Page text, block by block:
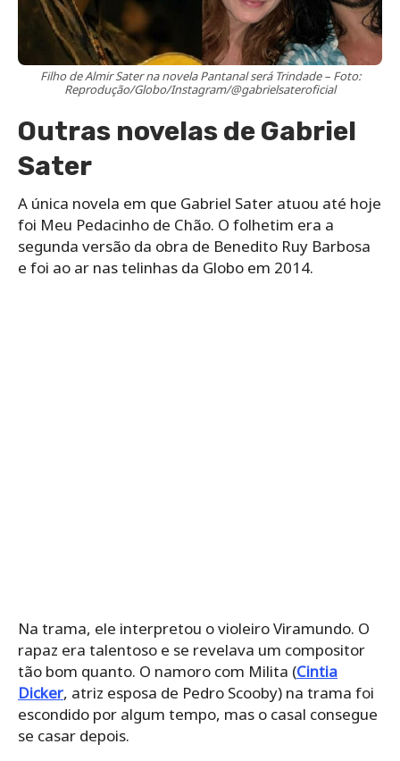
Filho de Almir Sater na novela Pantanal será Trindade – Foto:
Reprodução/Globo/Instagram/@gabrielsateroficial
Outras novelas de Gabriel
Sater
A única novela em que Gabriel Sater atuou até hoje
foi Meu Pedacinho de Chão. O folhetim era a
segunda versão da obra de Benedito Ruy Barbosa
e foi ao ar nas telinhas da Globo em 2014.
Na trama, ele interpretou o violeiro Viramundo. O
rapaz era talentoso e se revelava um compositor
tão bom quanto. O namoro com Milita (Cintia
Dicker, atriz esposa de Pedro Scooby) na trama foi
escondido por algum tempo, mas o casal consegue
se casar depois.